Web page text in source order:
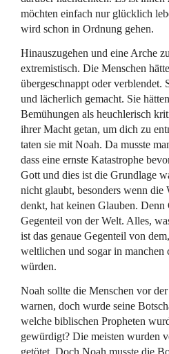
möchten einfach nur glücklich
wird schon in Ordnung gehen.
Hinauszugehen und eine Arche
extremistisch. Die Menschen
übergeschnappt oder verblendet.
und lächerlich gemacht. Sie
Bemühungen als heuchlerisch
ihrer Macht getan, um dich zu
taten sie mit Noah. Da musste
dass eine ernste Katastrophe
Gott und dies ist die Grundlage
nicht glaubt, besonders wenn die
denkt, hat keinen Glauben. Denn
Gegenteil von der Welt. Alles,
ist das genaue Gegenteil von
weltlichen und sogar in manchen
würden.
Noah sollte die Menschen vor
warnen, doch wurde seine
welche biblischen Propheten
gewürdigt? Die meisten wurden
getötet. Doch Noah musste die